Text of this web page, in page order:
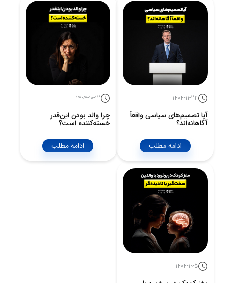
1404-11-22
آیا تصمیم‌های سیاسی واقعاً
آگاهانه‌اند؟
ادامه مطلب
1404-10-12
چرا والد بودن این‌قدر
خسته‌کننده است؟
ادامه مطلب
1404-10-5